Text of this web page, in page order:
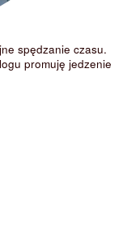
spędzanie czasu.
promuję jedzenie